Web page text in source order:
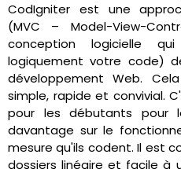
CodIgniter est une
(MVC – Model-View-
conception logicielle
logiquement votre code)
développement Web.
simple, rapide et convivial.
pour les débutants pour
davantage sur le
mesure qu'ils codent. Il est
dossiers linéaire et facile à